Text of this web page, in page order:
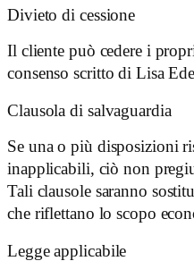
Divieto di cessione
Il cliente può cedere i
consenso scritto di Lisa
Clausola di salvaguardia
Se una o più disposizioni
inapplicabili, ciò non
Tali clausole saranno
che riflettano lo scopo
Legge applicabile